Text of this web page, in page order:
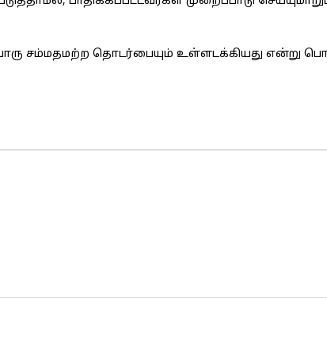
சம்மதமற்ற தொடர்பையும் உள்ளடக்கியது என்று